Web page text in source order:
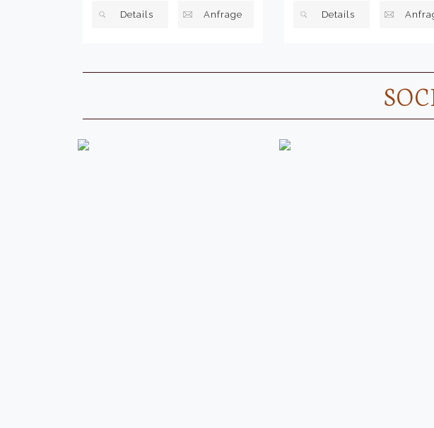
Details Anfrage Details